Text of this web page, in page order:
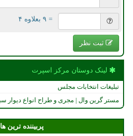
= ۹ بعلاوه ۴
ثبت نظر
لینک دوستان مركز اسپرت
تبلیغات انتخابات مجلس
مستر گرین وال | مجری و طراح انواع دیوار
پربیننده ترین ها